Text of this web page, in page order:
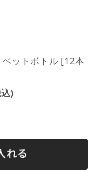
ットボトル [12本
)